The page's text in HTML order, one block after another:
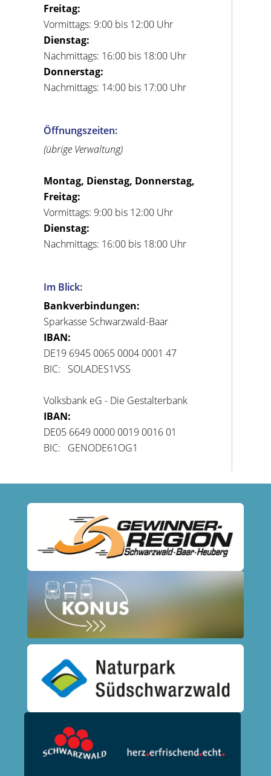
Freitag:
Vormittags: 9:00 bis 12:00 Uhr
Dienstag:
Nachmittags: 16:00 bis 18:00 Uhr
Donnerstag:
Nachmittags: 14:00 bis 17:00 Uhr
Öffnungszeiten:
(übrige Verwaltung)
Montag, Dienstag, Donnerstag,
Freitag:
Vormittags: 9:00 bis 12:00 Uhr
Dienstag:
Nachmittags: 16:00 bis 18:00 Uhr
Im Blick:
Bankverbindungen:
Sparkasse Schwarzwald-Baar
IBAN:
DE19 6945 0065 0004 0001 47
BIC: SOLADES1VSS
Volksbank eG - Die Gestalterbank
IBAN:
DE05 6649 0000 0019 0016 01
BIC: GENODE61OG1